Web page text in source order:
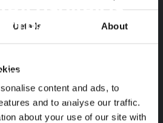
Details About
content and ads, to
and to analyse our traffic.
about your use of our site with
web.
clic en el Login
y disfruta de
exclusivo para ti.